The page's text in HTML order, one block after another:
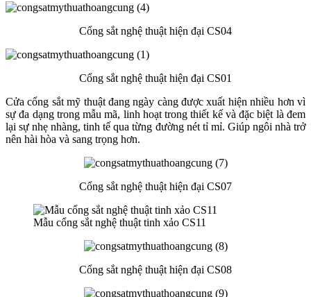
Cổng sắt nghệ thuật hiện đại CS04
Cổng sắt nghệ thuật hiện đại CS01
Cửa cổng sắt mỹ thuật đang ngày càng được xuất hiện nhiều hơn vì
sự đa dạng trong mẫu mã, linh hoạt trong thiết kế và đặc biệt là đem
lại sự nhẹ nhàng, tinh tế qua từng đường nét tỉ mỉ. Giúp ngôi nhà trở
nên hài hòa và sang trọng hơn.
Cổng sắt nghệ thuật hiện đại CS07
Mẫu cổng sắt nghệ thuật tinh xảo CS11
Cổng sắt nghệ thuật hiện đại CS08